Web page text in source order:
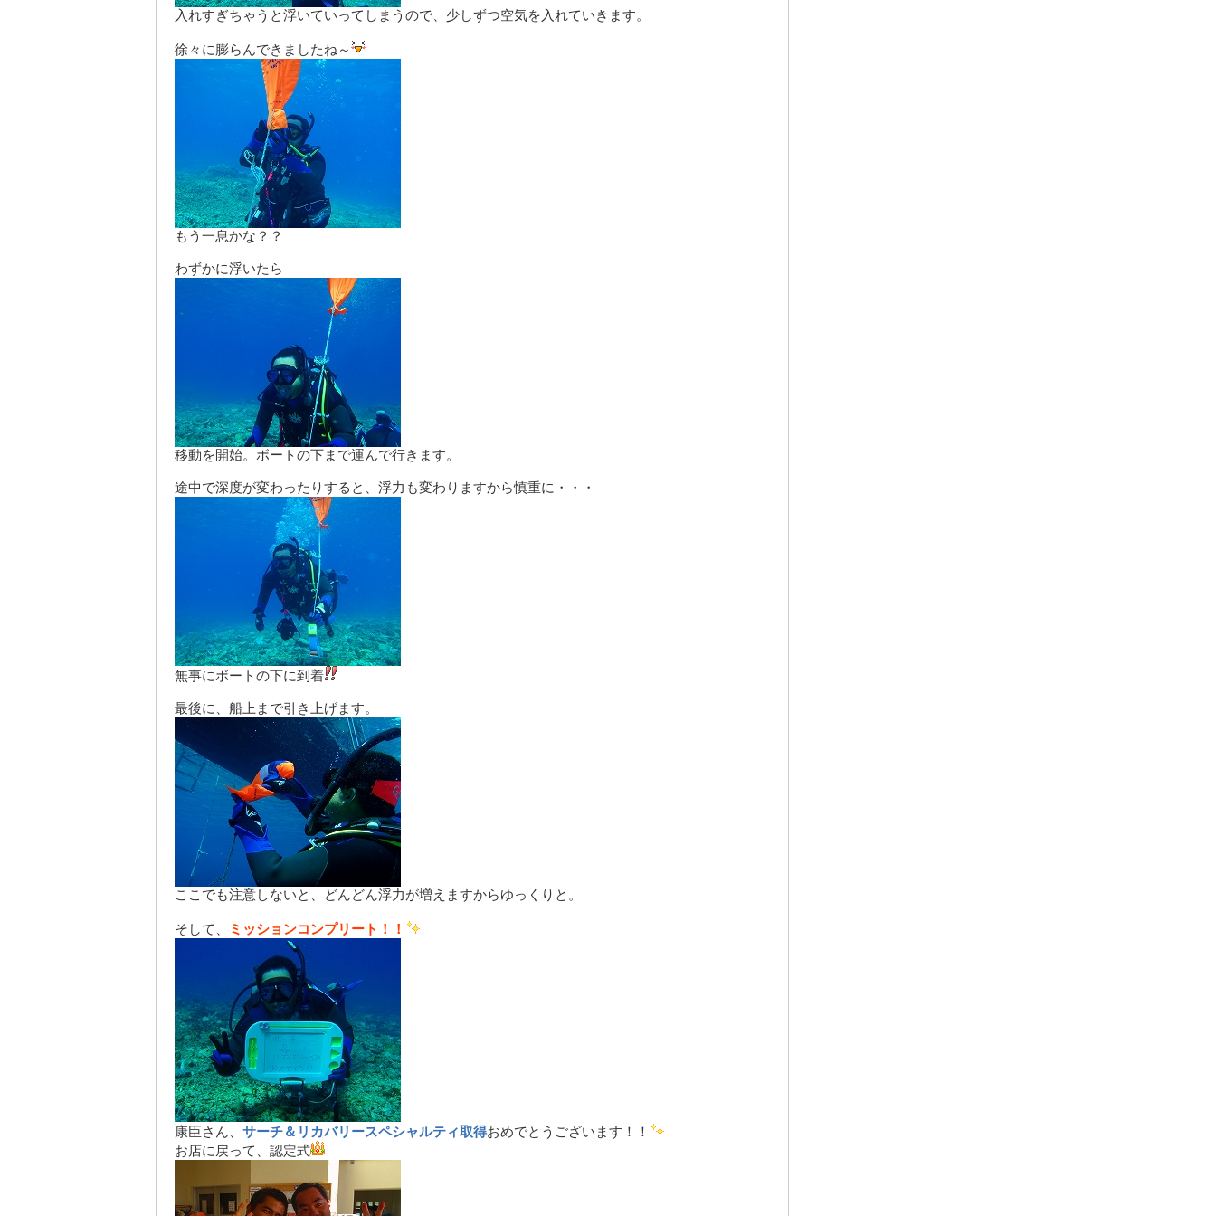
入れすぎちゃうと浮いていってしまうので、少しずつ空気を入れていきます。
徐々に膨らんできましたね～
もう一息かな？？
わずかに浮いたら
移動を開始。ボートの下まで運んで行きます。
途中で深度が変わったりすると、浮力も変わりますから慎重に・・・
無事にボートの下に到着
最後に、船上まで引き上げます。
ここでも注意しないと、どんどん浮力が増えますからゆっくりと。
そして、 ミッションコンプリート！！
康臣さん、 サーチ＆リカバリースペシャルティ取得おめでとうございます！！
お店に戻って、認定式